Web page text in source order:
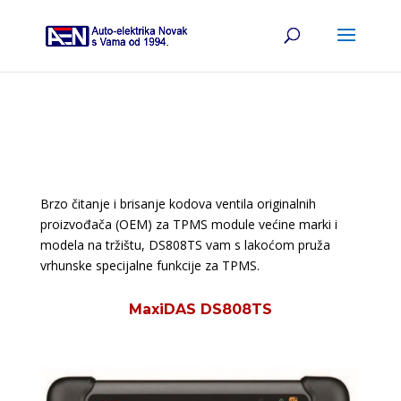
Brzo čitanje i brisanje kodova ventila originalnih
proizvođača (OEM) za TPMS module većine marki i
modela na tržištu, DS808TS vam s lakoćom pruža
vrhunske specijalne funkcije za TPMS.
MaxiDAS DS808TS